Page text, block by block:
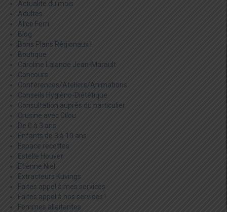
Actualité du mois
Adultes
Alice Ferri
Blog
Bons Plans Régionaux !
Boutique
Caroline Lalande Jean-Marault
Concours
Conférences/Ateliers/Animations
Conseils Hygièno-Diététique
Consultation auprès du particulier
Crusine avec Cilou
De 0 à 3 ans
Enfants de 3 à 10 ans
Espace recettes
Estelle Houver
Etienne Niel
Extracteurs Kuvings
Faites appel à mes services
Faites appel à nos services !
Femmes allaitantes